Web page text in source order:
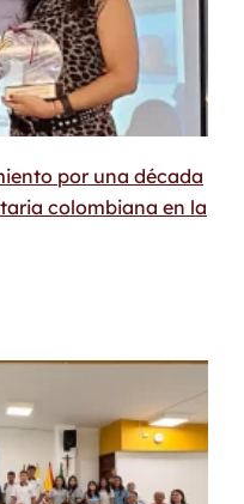
por una década
colombiana en la